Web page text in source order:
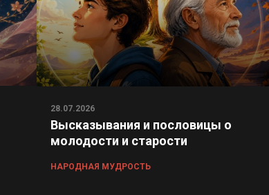
28.07.2026
Высказывания и пословицы о
молодости и старости
НАРОДНАЯ МУДРОСТЬ